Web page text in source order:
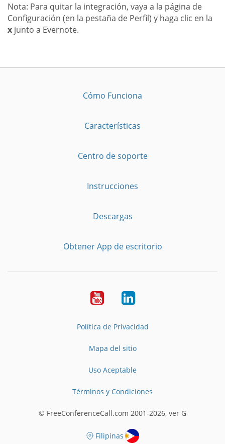
Nota: Para quitar la integración, vaya a la página de
Configuración (en la pestaña de Perfil) y haga clic en la
x junto a Evernote.
Cómo Funciona
Características
Centro de soporte
Instrucciones
Descargas
Obtener App de escritorio
YouTubeLinkedIn
Política de Privacidad
Mapa del sitio
Uso Aceptable
Términos y Condiciones
© FreeConferenceCall.com 2001-2026, ver G
Filipinas